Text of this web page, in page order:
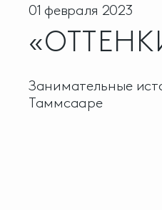
01 февраля 2023
Занимательные
Таммсааре